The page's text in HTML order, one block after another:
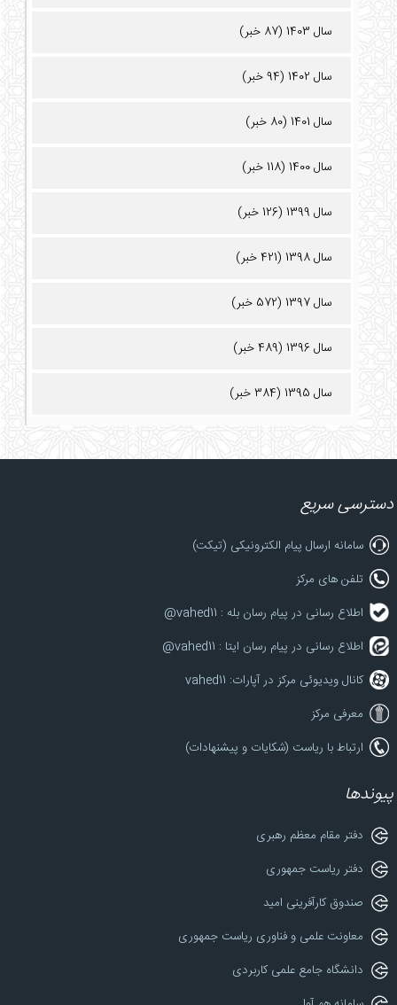
سال 1403 (87 خبر)
سال 1402 (94 خبر)
سال 1401 (80 خبر)
سال 1400 (118 خبر)
سال 1399 (126 خبر)
سال 1398 (421 خبر)
سال 1397 (572 خبر)
سال 1396 (489 خبر)
سال 1395 (384 خبر)
دسترسی سریع
سامانه ارسال پیام الکترونیکی (تیکت)
تلفن های مرکز
اطلاع رسانی در پیام رسان بله : vahed11@
اطلاع رسانی در پیام رسان ایتا : vahed11@
کانال ویدیوئی مرکز در آپارات: vahed11
معرفی مرکز
ارتباط با ریاست (شکایات و پیشنهادات)
پیوندها
دفتر مقام معظم رهبری
دفتر ریاست جمهوری
صندوق کارآفرینی امید
معاونت علمی و فناوری ریاست جمهوری
دانشگاه جامع علمی کاربردی